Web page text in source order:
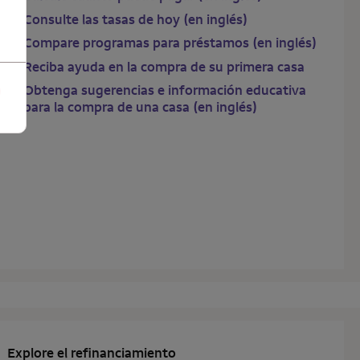
Consulte las tasas de hoy (en inglés)
Compare programas para préstamos (en inglés)
Reciba ayuda en la compra de su primera casa
Obtenga sugerencias e información educativa
para la compra de una casa (en inglés)
Explore el refinanciamiento